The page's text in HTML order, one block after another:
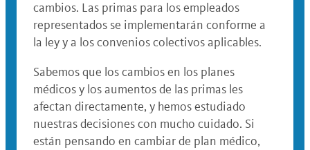
cambios. Las primas para los empleados
representados se implementarán conforme a
la ley y a los convenios colectivos aplicables.
Sabemos que los cambios en los planes
médicos y los aumentos de las primas les
afectan directamente, y hemos estudiado
nuestras decisiones con mucho cuidado. Si
están pensando en cambiar de plan médico,